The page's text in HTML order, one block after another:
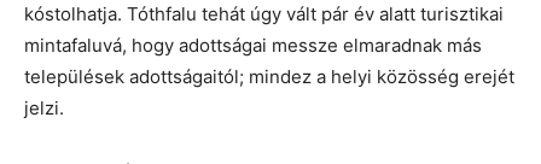
kóstolhatja. Tóthfalu tehát úgy vált pár év alatt turisztikai
mintafaluvá, hogy adottságai messze elmaradnak más
települések adottságaitól; mindez a helyi közösség erejét
jelzi.